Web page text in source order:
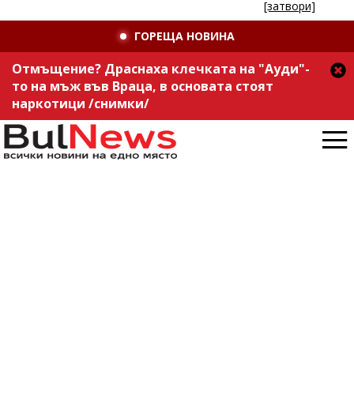
[затвори]
ГОРЕЩА НОВИНА
Отмъщение? Драснаха клечката на "Ауди"-
то на мъж във Враца, в основата стоят
наркотици /снимки/